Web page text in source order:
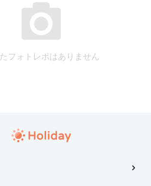
フォトレポはありません